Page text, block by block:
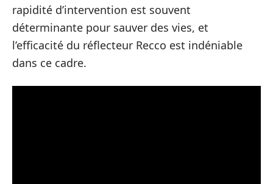
rapidité d’intervention est souvent
déterminante pour sauver des vies, et
l’efficacité du réflecteur Recco est indéniable
dans ce cadre.